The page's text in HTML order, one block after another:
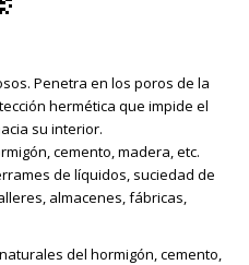
Penetra en los poros de la
hermética que impide el
su interior.
cemento, madera, etc.
de líquidos, suciedad de
almacenes, fábricas,
del hormigón, cemento,